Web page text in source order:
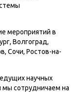
мероприятий в
Волгоград,
Сочи, Ростов-на-
научных
мы сотрудничаем на